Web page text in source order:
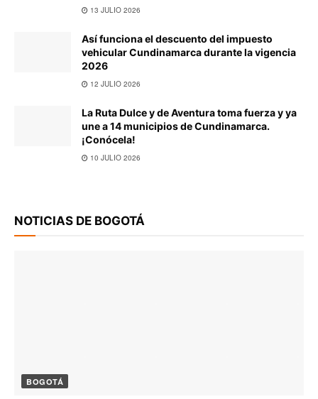
13 JULIO 2026
Así funciona el descuento del impuesto
vehicular Cundinamarca durante la vigencia
2026
12 JULIO 2026
La Ruta Dulce y de Aventura toma fuerza y ya
une a 14 municipios de Cundinamarca.
¡Conócela!
10 JULIO 2026
NOTICIAS DE BOGOTÁ
BOGOTÁ